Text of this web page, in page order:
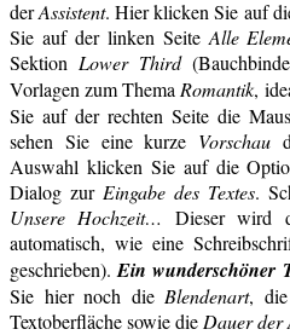
derAssistent. Hier klicken Sie auf
Sie auf der linken Seite Alle
Sektion Lower Third
Vorlagen zum Thema Romantik,
Sie auf der rechten Seite die
sehen Sie eine kurze Vorschau
Auswahl klicken Sie auf die
Dialog zur Eingabe des Textes.
Unsere Hochzeit…
Dieser wird
automatisch, wie eine
geschrieben).Ein wunderschöner
Sie hier noch die Blendenart,
Textoberfläche sowie die Dauer der